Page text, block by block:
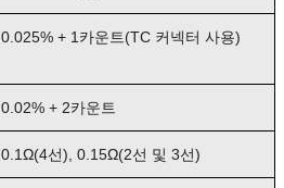
0.025% + 1카운트(TC 커넥터 사용)
0.02% + 2카운트
0.1Ω(4선), 0.15Ω(2선 및 3선)